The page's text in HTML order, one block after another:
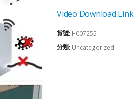
Video Download Link
貨號: H007255
分類: Uncategorized